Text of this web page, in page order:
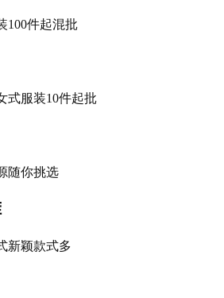
100件起混批
式服装10件起批
随你挑选
新颖款式多